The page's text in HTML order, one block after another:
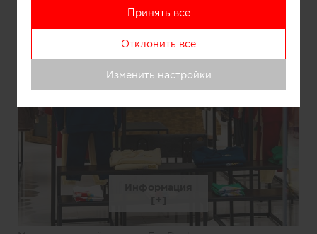
Принять все
Отклонить все
Изменить настройки